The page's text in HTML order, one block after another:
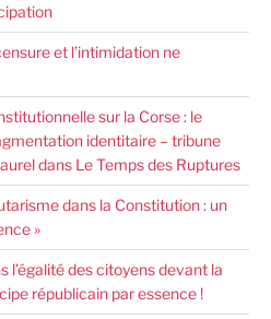
et l’intimidation ne
sur la Corse : le
identitaire – tribune
dans Le Temps des Ruptures
dans la Constitution : un
»
l’égalité des citoyens devant la
républicain par essence !